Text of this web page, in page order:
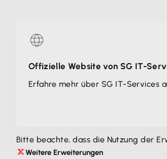
Unsere maßgeschneiderten
Zusätzlich bieten wir die Erstellung
Geschäftsprozesse sorgen wir dafür,
Unternehmen voranbringen.
Offizielle Website von SG IT-
Erfahre mehr über SG IT-Services
Bitte beachte, dass die Nutzung der
Weitere Erweiterungen